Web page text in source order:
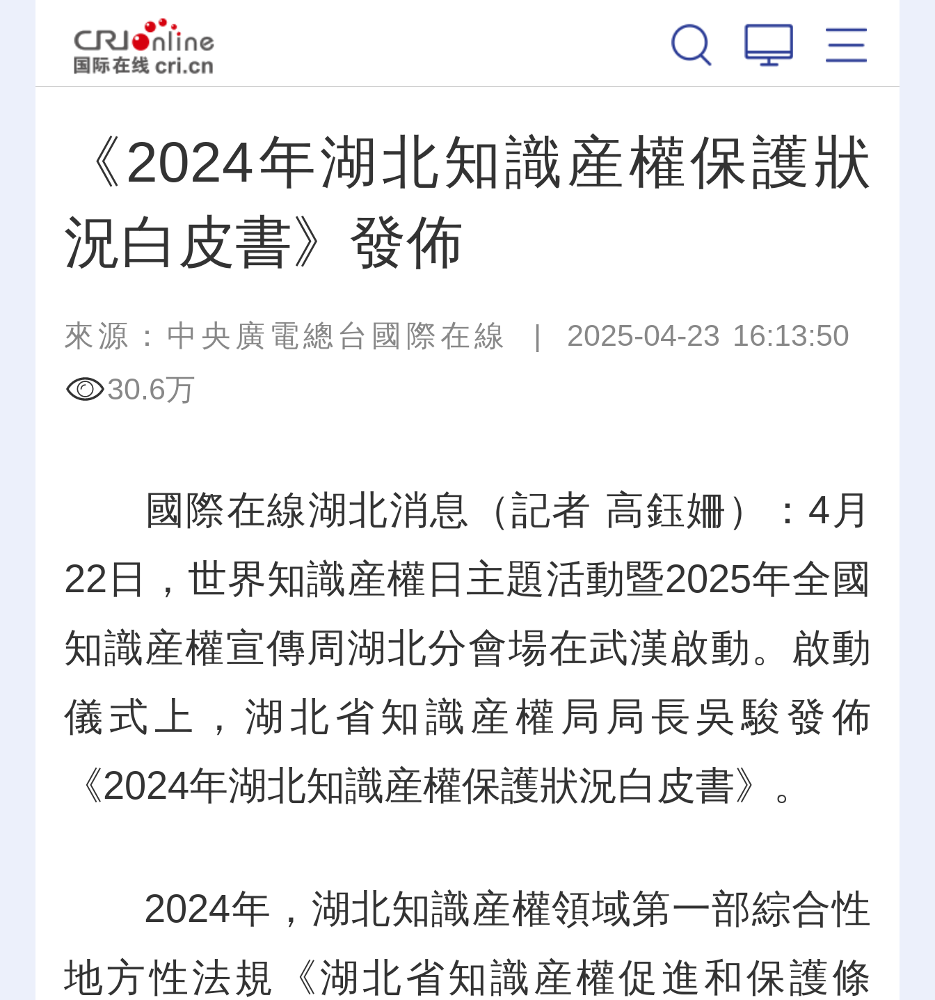
《2024年湖北知識産權保護狀
況白皮書》發佈
來源：中央廣電總台國際在線 | 2025-04-23 16:13:50
30.6万
國際在線湖北消息（記者 高鈺姍）：4月
22日，世界知識産權日主題活動暨2025年全國
知識産權宣傳周湖北分會場在武漢啟動。啟動
儀式上，湖北省知識産權局局長吳駿發佈
《2024年湖北知識産權保護狀況白皮書》。
2024年，湖北知識産權領域第一部綜合性
地方性法規《湖北省知識産權促進和保護條